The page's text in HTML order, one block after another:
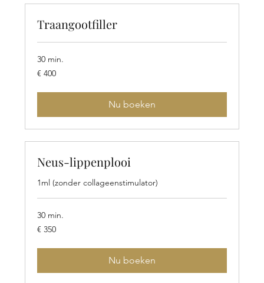
Traangootfiller
30 min.
400
euro
€ 400
Nu boeken
Neus-lippenplooi
1ml (zonder collageenstimulator)
30 min.
350
euro
€ 350
Nu boeken